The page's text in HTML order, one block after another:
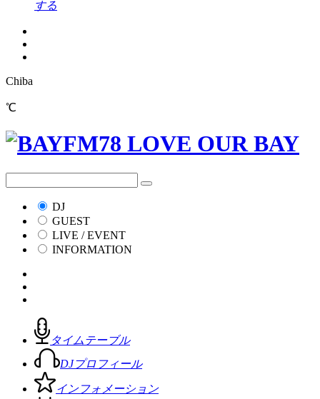
する
Chiba
℃
DJ
GUEST
LIVE / EVENT
INFORMATION
タイムテーブル
DJプロフィール
インフォメーション